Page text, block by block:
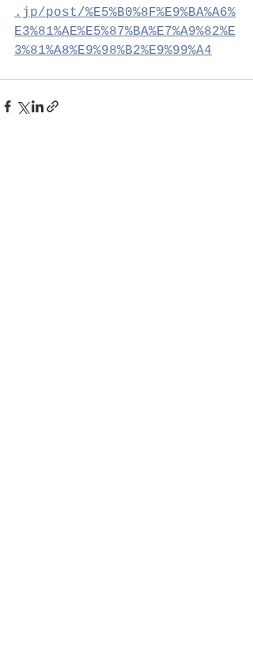
.jp/post/%E5%B0%8F%E9%BA%A6%
E3%81%AE%E5%87%BA%E7%A9%82%E
3%81%A8%E9%98%B2%E9%99%A4